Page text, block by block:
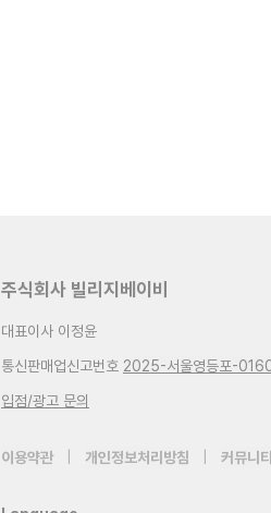
주식회사 빌리지베이비
대표이사 이정윤
통신판매업신고번호 2025-서울영등포-
입점/광고 문의
이용약관 개인정보처리방침 커뮤니